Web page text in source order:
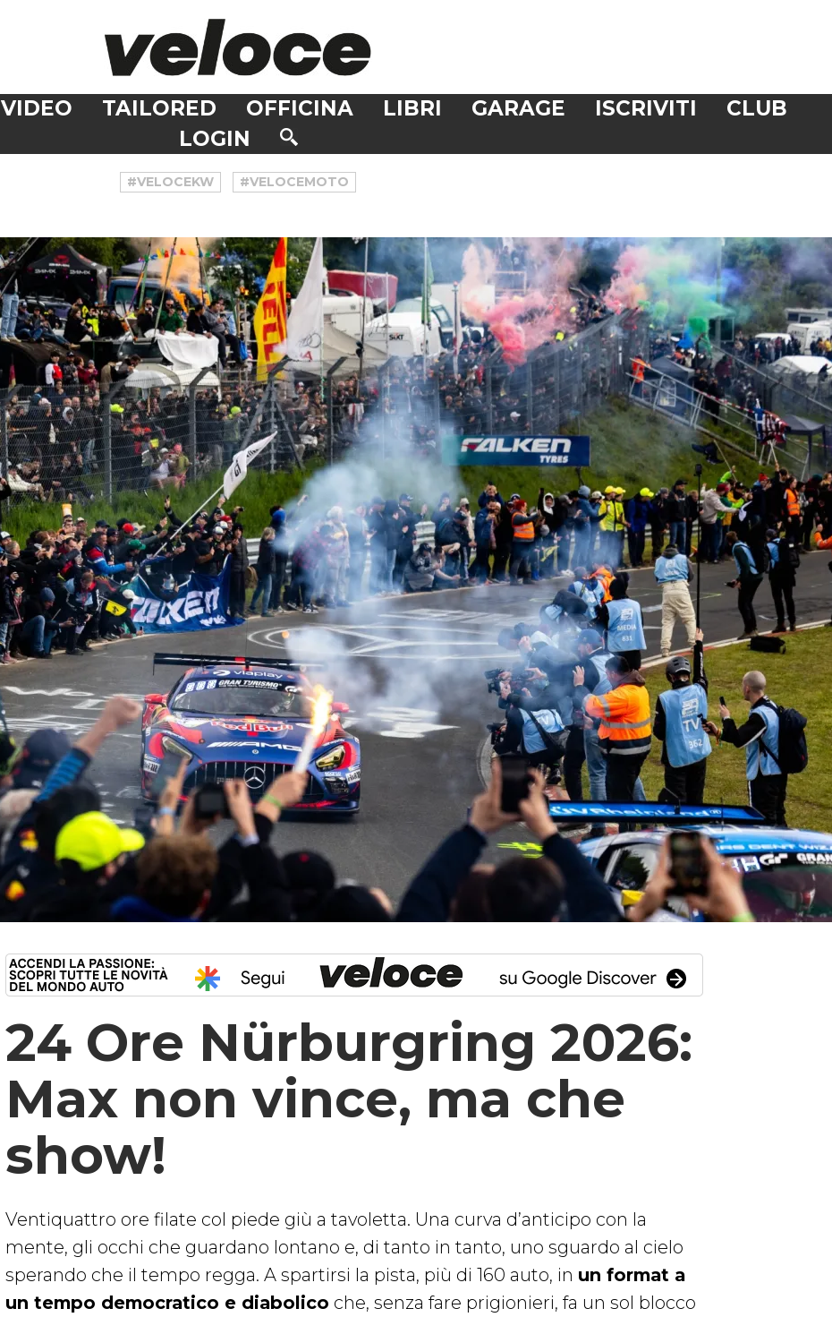
VIDEO TAILORED OFFICINA LIBRI GARAGE ISCRIVITI
CLUB
LOGIN
#VELOCEKW #VELOCEMOTO
24 Ore Nürburgring 2026:
Max non vince, ma che
show!
Ventiquattro ore filate col piede giù a tavoletta. Una curva d’anticipo con la
mente, gli occhi che guardano lontano e, di tanto in tanto, uno sguardo al cielo
sperando che il tempo regga. A spartirsi la pista, più di 160 auto, in un format a
un tempo democratico e diabolico che, senza fare prigionieri, fa un sol blocco